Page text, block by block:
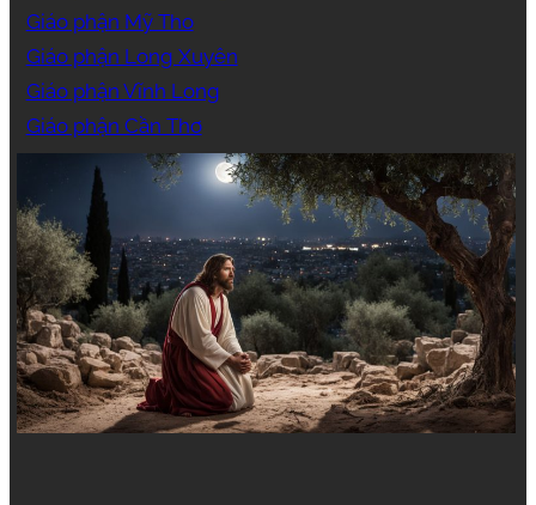
Giáo phận Mỹ Tho
Giáo phận Long Xuyên
Giáo phận Vĩnh Long
Giáo phận Cần Thơ